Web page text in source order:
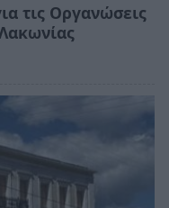
τις Οργανώσεις